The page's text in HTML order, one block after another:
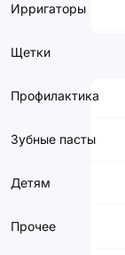
Ирригаторы
Щетки
Профилактика
Зубные пасты
Детям
Прочее